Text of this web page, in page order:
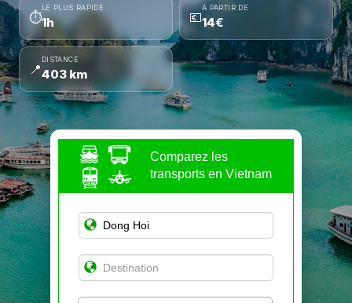
⏱
LE PLUS RAPIDE
1h 💶
À PARTIR DE
14€
📍
DISTANCE
403 km
Comparez les
transports en Vietnam